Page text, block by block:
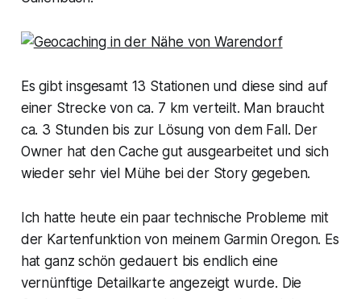
Es gibt insgesamt 13 Stationen und diese sind auf
einer Strecke von ca. 7 km verteilt. Man braucht
ca. 3 Stunden bis zur Lösung von dem Fall. Der
Owner hat den Cache gut ausgearbeitet und sich
wieder sehr viel Mühe bei der Story gegeben.
Ich hatte heute ein paar technische Probleme mit
der Kartenfunktion von meinem Garmin Oregon. Es
hat ganz schön gedauert bis endlich eine
vernünftige Detailkarte angezeigt wurde. Die